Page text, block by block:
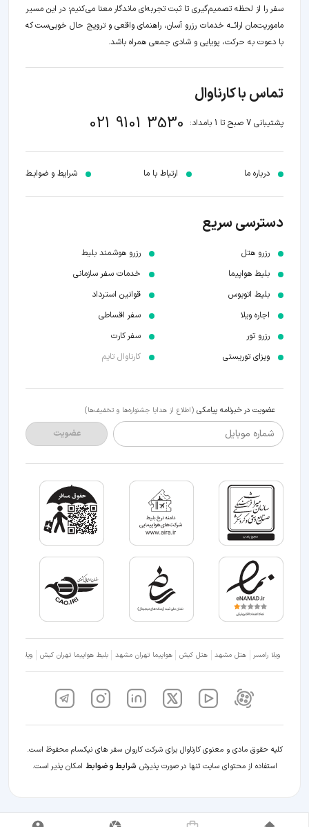
سفر را از لحظه‌ تصمیم‌گیری تا ثبت تجربه‌ای ماندگار معنا می‌کنیم؛ در این مسیر‍
ماموریت‌مان اراﺋــﻪ خدمات رزرو آسان، راهنمای واقعی و ترویج حال خوبی‌ست که
با دعوت به حرکت، پویایی و شادی جمعی همراه باشد.
تماس با کارناوال
پشتیبانی 7 صبح تا 1 بامداد: 021 9101 3530
درباره ما ارتباط با ما شرایط و ضوابـط
دسترسی سریع
رزرو هتل
بلیط هواپیما
بلیط اتوبوس
اجاره ویلا
رزرو تور
ویزای توریستی
رزرو هوشمند بلیط
خدمات سفر سازمانی
قوانین استرداد
سفر اقساطی
سفر کارت
کارناوال تایم
عضویت در خبرنامه پیامکی (اطلاع از هدایا جشنواره‌ها و تخفیف‌ها)
شماره موبایل عضویت
ویلا رامسر هتل مشهد هتل کیش هواپیما تهران مشهد بلیط هواپیما تهران کیش ویلا شمال
کلیه حقوق مادی و معنوی کارناوال برای شرکت کاروان سفر های نیکسام محفوظ است.
استفاده از محتوای سایت تنها در صورت پذیرش شرایط و ضوابط امکان پذیر است.